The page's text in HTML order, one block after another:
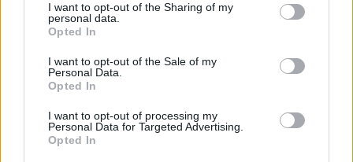
I want to opt-out of the Sharing of my
personal data.
Opted In
I want to opt-out of the Sale of my
Personal Data.
Opted In
I want to opt-out of processing my
Personal Data for Targeted Advertising.
Opted In
Fontos változás élesedik a PENNY
A hálózat tehermentesítése érdekében a vállalat a
leginkább terhelt, 17 és 22 óra közötti idősávban
minimalizálja az áramfogyasztását.